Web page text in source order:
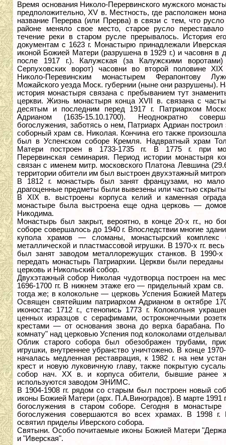
Время основания Николо-Перервинского мужского
предположительно, XV в. Местность, где расположен
название Перерва (или Прерва) в связи с тем, что
районе меняло свое место, старое русло
течение реки в старом русле прерывалось. История
документам с 1623 г. Монастырю принадлежали
иконой Божией Матери (разрушена в 1929 г.) и часовня в
после 1917 г.). Калужская (за Калужскими
Серпуховских ворот) часовни во второй половине
Николо-Перевинским монастырем Ферапонтову
Можайского уезда Моск. губернии (ныне они разрушены).
история монастыря связана с пребыванием тут
церкви. Жизнь монастыря конца XVII в. связана с
десятым и последним перед 1917 г. Патриархом
Адрианом (1635-15.10.1700). Неоднократно
богослужения, заботясь о нем, Патриарх Адриан построил
соборный храм св. Николая. Кончина его также
был в Успенском соборе Кремля. Надвратный храм
Матери построен в 1733-1735 гг. В 1775 г. при
Перервинская семинария. Период истории монастыря
связан с именем митр. московского Платона Левшина
территории обители им был выстроен двухэтажный
В 1812 г. монастырь был занят французами, но мало
драгоценные предметы были вывезены или частью
В ХIХ в. выстроены корпуса келий и каменная
монастыре была выстроена еще одна церковь —
Никодима.
Монастырь был закрыт, вероятно, в конце 20-х гг., но
соборе совершалось до 1940 г. Впоследствии многие
купола храмов — сломаны, монастырский комплекс
металлической и пластмассовой игрушки. В 1970-х гг.
был занят заводом металлорежущих станков. В 1990-х
передать монастырь Патриархии. Церкви были переданы
церковь и Никольский собор.
Двухэтажный собор Николая чудотворца построен на
1696-1700 гг. В нижнем этаже его — придельный храм св.
тогда же; в колокольне — церковь Успения Божией
Освящен святейшим патриархом Адрианом в октябре
иконостас 1712 г., стенопись 1773 г. Колокольня
ценных изразцов с серафимами, остроконечными
крестами — от основания звона до верха барабана.
комнату" над церковью Успения под колоколами
Облик старого собора был обезображен трубами,
игрушки, внутреннее убранство уничтожено. В конце
началась медленная реставрация, к 1982 г. на нем
крест и новую луковичную главу, также покрытую
собор нач. ХХ в. и корпуса обители, бывшие ранее
используются заводом ЭНИМС.
В 1904-1908 гг. рядом со старым был построен новый
иконы Божией Матери (арх. П.А.Виноградов). В марте 1991
богослужения в старом соборе. Сегодня в монастыре
богослужения совершаются во всех храмах. В 1998 г.
освятил приделы Иверского собора.
Святыни. Особо почитаемые иконы Божией Матери
и "Иверская".